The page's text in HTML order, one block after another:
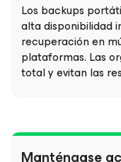
Los backups
alta disponibilidad
recuperación en
plataformas. Las
total y evitan las